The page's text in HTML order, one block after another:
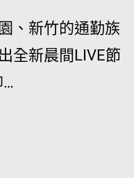
、新竹的通勤族
全新晨間LIVE節
…